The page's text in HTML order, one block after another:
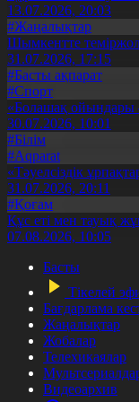
13.07.2026, 20:03
#Жаңалықтар
Шымкентте
31.07.2026, 17:15
#Басты ақпарат
#Спорт
«Болашақ ойындары
30.07.2026, 10:01
#Білім
#Aqparat
«Тәуелсіздік
31.07.2026, 20:11
#Қоғам
Құс еті мен тауық
07.08.2026, 10:05
Басты
Тікелей
Бағдарлама
Жаңалықтар
Жобалар
Телехикаялар
Видеоархив